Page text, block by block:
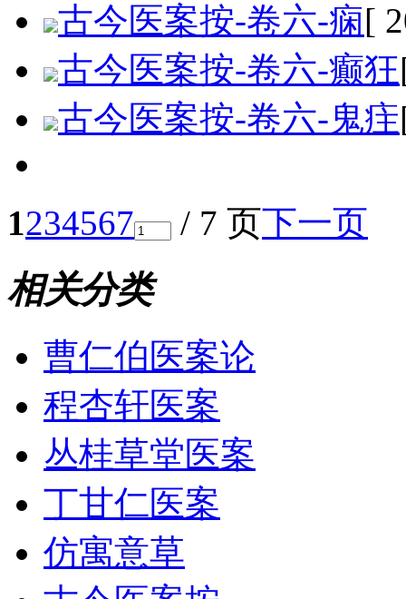
古今医案按-卷六-痫[
古今医案按-卷六-癫狂
古今医案按-卷六-鬼疰
1234567 / 7 页下一页
相关分类
曹仁伯医案论
程杏轩医案
丛桂草堂医案
丁甘仁医案
仿寓意草